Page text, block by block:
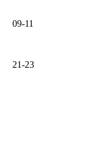
09-11
21-23